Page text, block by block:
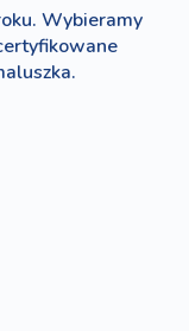
Wybieramy